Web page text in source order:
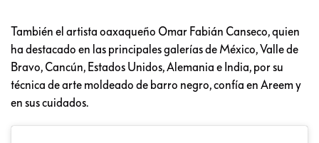
También el artista oaxaqueño Omar Fabián Canseco, quien
ha destacado en las principales galerías de México, Valle de
Bravo, Cancún, Estados Unidos, Alemania e India, por su
técnica de arte moldeado de barro negro, confía en Areem y
en sus cuidados.